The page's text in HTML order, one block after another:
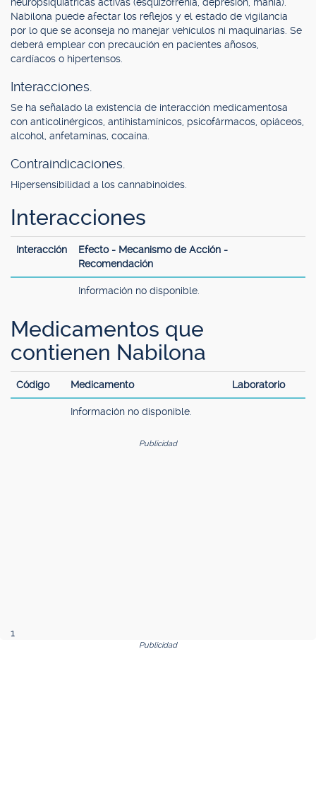
Nabilona puede afectar los reflejos y el estado de vigilancia
por lo que se aconseja no manejar vehículos ni maquinarias. Se
deberá emplear con precaución en pacientes añosos,
cardíacos o hipertensos.
Interacciones.
Se ha señalado la existencia de interacción medicamentosa
con anticolinérgicos, antihistamínicos, psicofármacos, opiáceos,
alcohol, anfetaminas, cocaína.
Contraindicaciones.
Hipersensibilidad a los cannabinoides.
Interacciones
Interacción
Efecto - Mecanismo de Acción -
Recomendación
Información no disponible.
Medicamentos que
contienen Nabilona
Código Medicamento Laboratorio
Información no disponible.
Publicidad
1
Publicidad